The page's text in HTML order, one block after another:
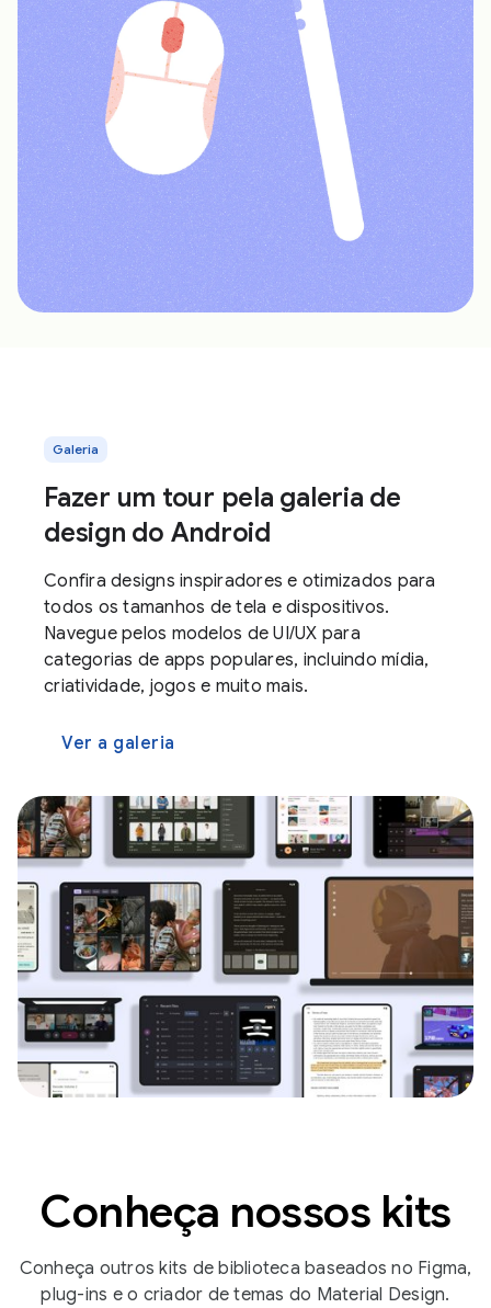
Galeria
Fazer um tour pela galeria de
design do Android
Confira designs inspiradores e otimizados para
todos os tamanhos de tela e dispositivos.
Navegue pelos modelos de UI/UX para
categorias de apps populares, incluindo mídia,
criatividade, jogos e muito mais.
Ver a galeria
Conheça nossos kits
Conheça outros kits de biblioteca baseados no Figma,
plug-ins e o criador de temas do Material Design.